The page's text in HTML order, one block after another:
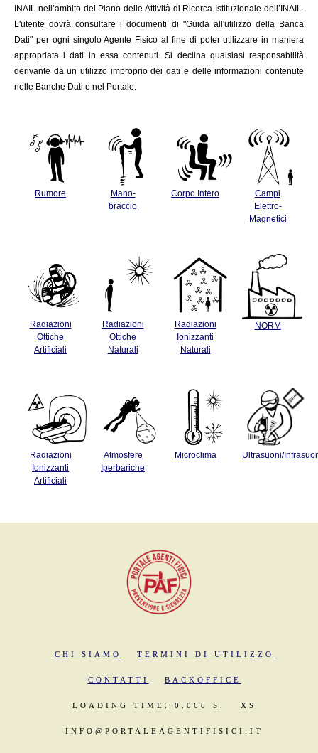
INAIL nell’ambito del Piano delle Attività di Ricerca Istituzionale dell’INAIL.
L'utente dovrà consultare i documenti di "Guida all'utilizzo della Banca
Dati" per ogni singolo Agente Fisico al fine di poter utilizzare in maniera
appropriata i dati in essa contenuti. Si declina qualsiasi responsabilità
derivante da un utilizzo improprio dei dati e delle informazioni contenute
nelle Banche Dati e nel Portale.
Rumore
Mano-
braccio
Corpo Intero
Campi
Elettro-
Magnetici
Radiazioni
Ottiche
Artificiali
Radiazioni
Ottiche
Naturali
Radiazioni
Ionizzanti
Naturali
NORM
Radiazioni
Ionizzanti
Artificiali
Atmosfere
Iperbariche
Microclima Ultrasuoni/
CHI SIAMO TERMINI DI UTILIZZO
CONTATTI BACKOFFICE
LOADING TIME: 0.066 S. XS
INFO@PORTALEAGENTIFISICI.IT